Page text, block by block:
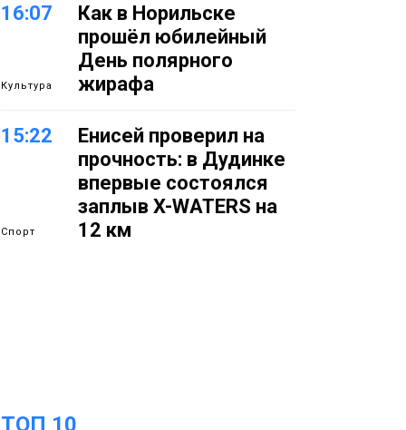
16:07
Культура
Как в Норильске
прошёл юбилейный
День полярного
жирафа
15:22
Спорт
Енисей проверил на
прочность: в Дудинке
впервые состоялся
заплыв X-WATERS на
12 км
ТОП 10